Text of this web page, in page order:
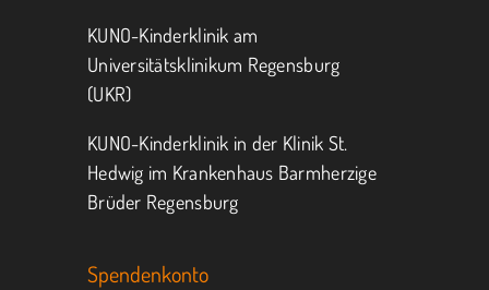
KUNO-Kinderklinik am
Universitätsklinikum Regensburg
(UKR)
KUNO-Kinderklinik in der Klinik St.
Hedwig im Krankenhaus Barmherzige
Brüder Regensburg
Spendenkonto